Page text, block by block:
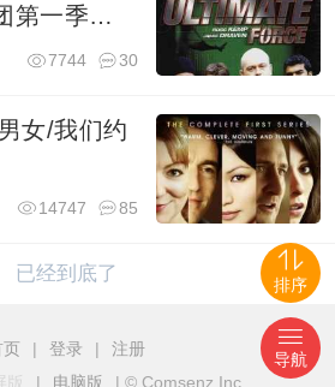
第一季
30
7744
女/我们约
85
14747
已经到底了
页 | 登录 |
注册
版 | 电脑版 | © Comsenz Inc.
排序
导航